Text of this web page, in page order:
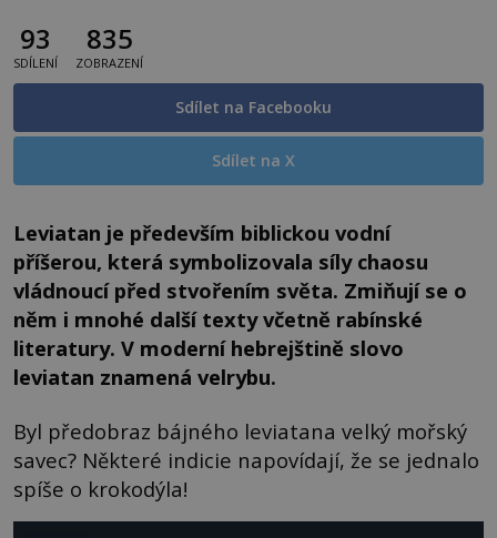
93
SDÍLENÍ
835
ZOBRAZENÍ
Sdílet na Facebooku
Sdílet na X
Leviatan je především biblickou vodní
příšerou, která symbolizovala síly chaosu
vládnoucí před stvořením světa. Zmiňují se o
něm i mnohé další texty včetně rabínské
literatury. V moderní hebrejštině slovo
leviatan znamená velrybu.
Byl předobraz bájného leviatana velký mořský
savec? Některé indicie napovídají, že se jednalo
spíše o krokodýla!